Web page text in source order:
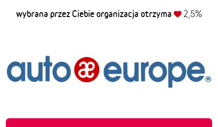
wybrana przez Ciebie organizacja otrzyma 2,5%